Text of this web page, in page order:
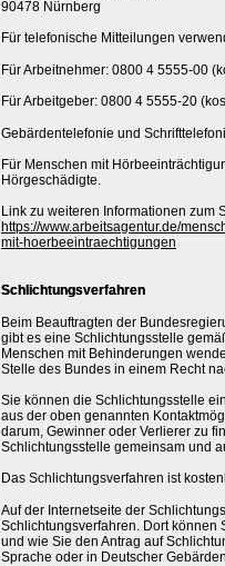
90478 Nürnberg
Für telefonische Mitteilungen
Für Arbeitnehmer: 0800 4 5555-00
Für Arbeitgeber: 0800 4 5555-20
Gebärdentelefonie und
Für Menschen mit
Hörgeschädigte.
Link zu weiteren Informationen zum
https://www.arbeitsagentur.de/
mit-hoerbeeintraechtigungen
Schlichtungsverfahren
Beim Beauftragten der
gibt es eine Schlichtungsstelle
Menschen mit Behinderungen
Stelle des Bundes in einem Recht
Sie können die Schlichtungsstelle
aus der oben genannten
darum, Gewinner oder Verlierer zu
Schlichtungsstelle gemeinsam und
Das Schlichtungsverfahren ist
Auf der Internetseite der
Schlichtungsverfahren. Dort können
und wie Sie den Antrag auf
Sprache oder in Deutscher